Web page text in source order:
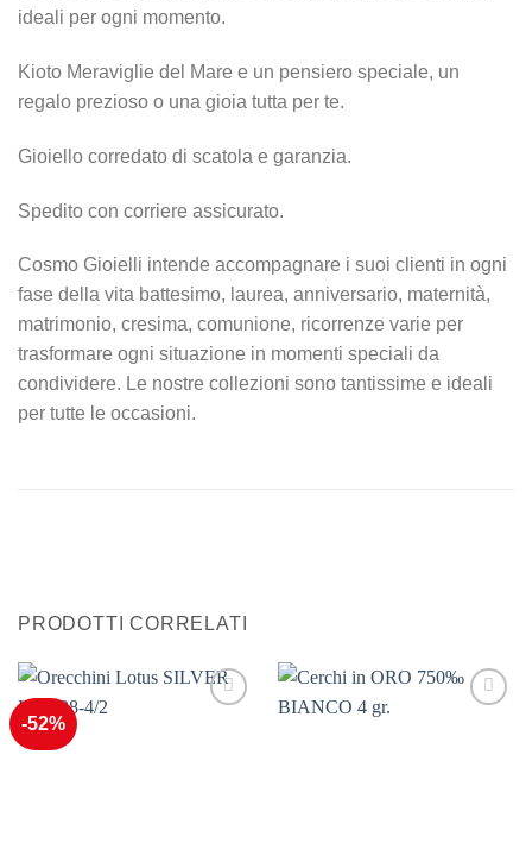
ideali per ogni momento.
Kioto Meraviglie del Mare e un pensiero speciale, un
regalo prezioso o una gioia tutta per te.
Gioiello corredato di scatola e garanzia.
Spedito con corriere assicurato.
Cosmo Gioielli intende accompagnare i suoi clienti in ogni
fase della vita battesimo, laurea, anniversario, maternità,
matrimonio, cresima, comunione, ricorrenze varie per
trasformare ogni situazione in momenti speciali da
condividere. Le nostre collezioni sono tantissime e ideali
per tutte le occasioni.
PRODOTTI CORRELATI
-52%